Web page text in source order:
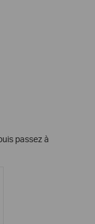
passez à